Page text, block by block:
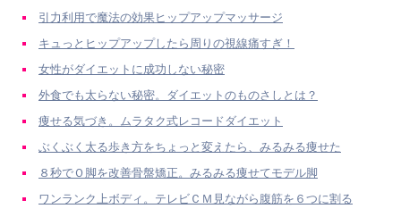
引力利用で魔法の効果ヒップアップマッサージ
キュっとヒップアップしたら周りの視線痛すぎ！
女性がダイエットに成功しない秘密
外食でも太らない秘密。ダイエットのものさしとは？
痩せる気づき。ムラタク式レコードダイエット
ぶくぶく太る歩き方をちょっと変えたら、みるみる痩せた
８秒でＯ脚を改善骨盤矯正。みるみる痩せてモデル脚
ワンランク上ボディ。テレビＣＭ見ながら腹筋を６つに割る